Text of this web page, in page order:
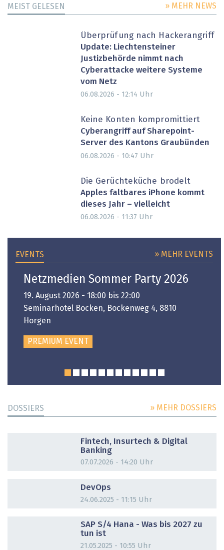
MEIST GELESEN » MEHR NEWS
Überprüfung nach Hackerangriff
Update: Liechtensteiner
Justizbehörde nimmt nach
Cyberattacke weitere Systeme
vom Netz
06.08.2026 - 12:14 Uhr
Keine Konten kompromittiert
Cyberangriff auf Sharepoint-
Server des Kantons Graubünden
06.08.2026 - 10:47 Uhr
Die Gerüchteküche brodelt
Apples faltbares iPhone kommt
dieses Jahr – vielleicht
06.08.2026 - 11:37 Uhr
EVENTS » MEHR EVENTS
Netzmedien Sommer Party 2026
19. August 2026 - 18:00 bis 22:00
Seminarhotel Bocken, Bockenweg 4, 8810
Horgen
PREMIUM EVENT
DOSSIERS » MEHR DOSSIERS
Fintech, Insurtech & Digital
Banking
07.07.2026 - 14:20 Uhr
DevOps
24.06.2025 - 11:15 Uhr
SAP S/4 Hana - Was bis 2027 zu
tun ist
21.05.2025 - 10:55 Uhr